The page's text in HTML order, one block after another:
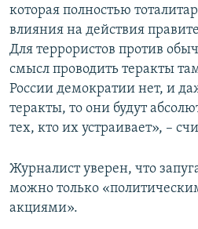
которая полностью
влияния на действия
Для террористов против
смысл проводить теракты
России демократии нет, и
теракты, то они будут
тех, кто их устраивает», –
Журналист уверен, что
можно только
акциями».